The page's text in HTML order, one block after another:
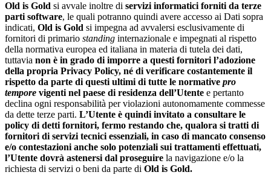
Old is Gold si avvale inoltre di servizi informatici forniti da terze
parti software, le quali potranno quindi avere accesso ai Dati sopra
indicati, Old is Gold si impegna ad avvalersi esclusivamente di
fornitori di primario standing internazionale e impegnati al rispetto
della normativa europea ed italiana in materia di tutela dei dati,
tuttavia non è in grado di imporre a questi fornitori l’adozione
della propria Privacy Policy, né di verificare costantemente il
rispetto da parte di questi ultimi di tutte le normative pro
tempore vigenti nel paese di residenza dell’Utente e pertanto
declina ogni responsabilità per violazioni autonomamente commesse
da dette terze parti. L’Utente è quindi invitato a consultare le
policy di detti fornitori, fermo restando che, qualora si tratti di
fornitori di servizi tecnici essenziali, in caso di mancato consenso
e/o contestazioni anche solo potenziali sui trattamenti effettuati,
l’Utente dovrà astenersi dal proseguire la navigazione e/o la
richiesta di servizi o beni da parte di Old is Gold.